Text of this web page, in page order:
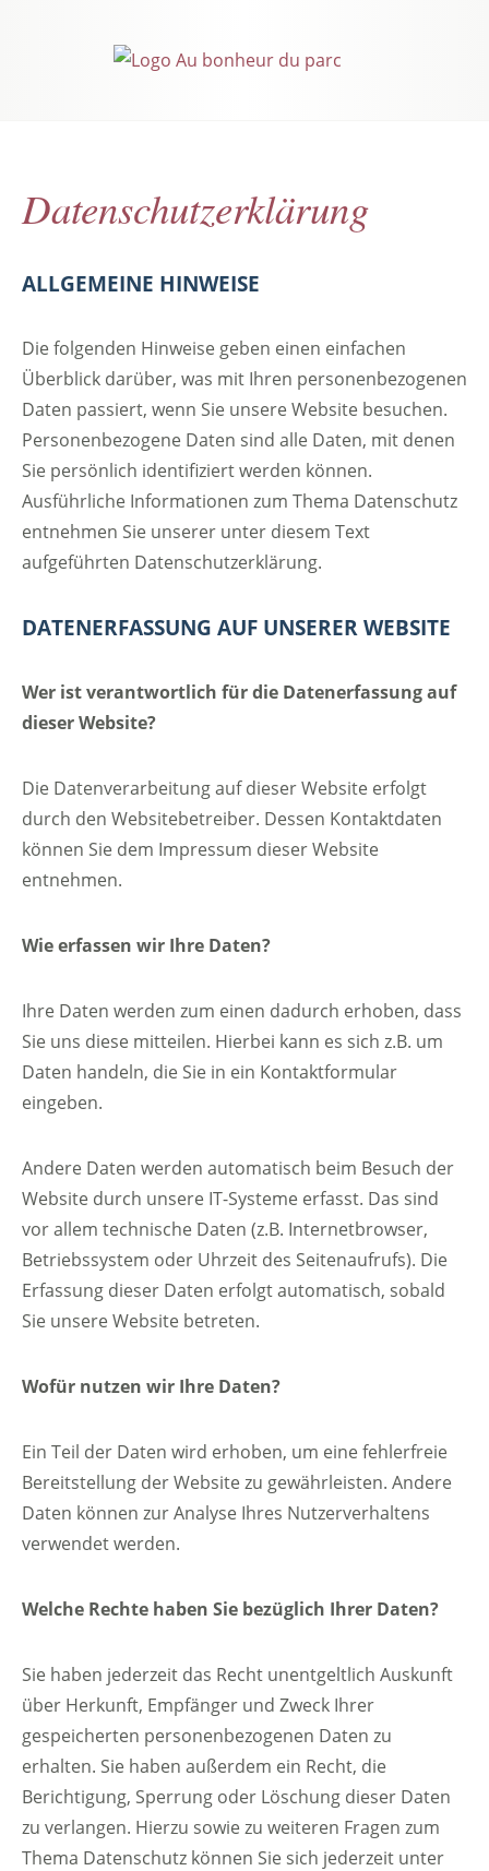
Datenschutzerklärung
ALLGEMEINE HINWEISE
Die folgenden Hinweise geben einen einfachen
Überblick darüber, was mit Ihren personenbezogenen
Daten passiert, wenn Sie unsere Website besuchen.
Personenbezogene Daten sind alle Daten, mit denen
Sie persönlich identifiziert werden können.
Ausführliche Informationen zum Thema Datenschutz
entnehmen Sie unserer unter diesem Text
aufgeführten Datenschutzerklärung.
DATENERFASSUNG AUF UNSERER WEBSITE
Wer ist verantwortlich für die Datenerfassung auf
dieser Website?
Die Datenverarbeitung auf dieser Website erfolgt
durch den Websitebetreiber. Dessen Kontaktdaten
können Sie dem Impressum dieser Website
entnehmen.
Wie erfassen wir Ihre Daten?
Ihre Daten werden zum einen dadurch erhoben, dass
Sie uns diese mitteilen. Hierbei kann es sich z.B. um
Daten handeln, die Sie in ein Kontaktformular
eingeben.
Andere Daten werden automatisch beim Besuch der
Website durch unsere IT-Systeme erfasst. Das sind
vor allem technische Daten (z.B. Internetbrowser,
Betriebssystem oder Uhrzeit des Seitenaufrufs). Die
Erfassung dieser Daten erfolgt automatisch, sobald
Sie unsere Website betreten.
Wofür nutzen wir Ihre Daten?
Ein Teil der Daten wird erhoben, um eine fehlerfreie
Bereitstellung der Website zu gewährleisten. Andere
Daten können zur Analyse Ihres Nutzerverhaltens
verwendet werden.
Welche Rechte haben Sie bezüglich Ihrer Daten?
Sie haben jederzeit das Recht unentgeltlich Auskunft
über Herkunft, Empfänger und Zweck Ihrer
gespeicherten personenbezogenen Daten zu
erhalten. Sie haben außerdem ein Recht, die
Berichtigung, Sperrung oder Löschung dieser Daten
zu verlangen. Hierzu sowie zu weiteren Fragen zum
Thema Datenschutz können Sie sich jederzeit unter